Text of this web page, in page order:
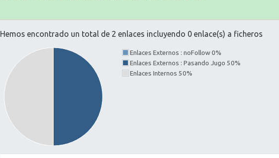
Hemos encontrado un total de 2 enlaces incluyendo 0 enlace(s) a ficheros
Enlaces Externos : noFollow 0%
Enlaces Externos : Pasando Jugo 50%
Enlaces Internos 50%